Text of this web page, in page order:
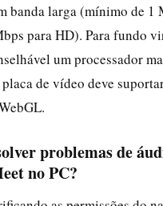
banda larga (mínimo de 1
para HD). Para fundo
um processador
de vídeo deve
problemas de
no PC?